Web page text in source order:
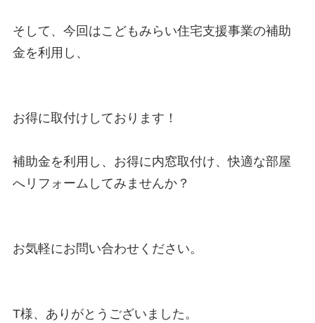
そして、今回はこどもみらい住宅支援事業の補助
金を利用し、
お得に取付けしております！
補助金を利用し、お得に内窓取付け、快適な部屋
へリフォームしてみませんか？
お気軽にお問い合わせください。
T様、ありがとうございました。